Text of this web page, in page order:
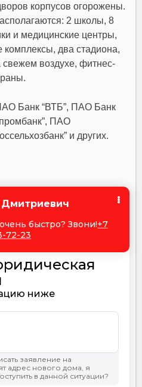
корпусов огорожены.
2 школы, 8
и медицинские центры,
комплексы, два стадиона,
воздухе, фитнес-
Банк “ВТБ”, ПАО Банк
ПАО
и других.